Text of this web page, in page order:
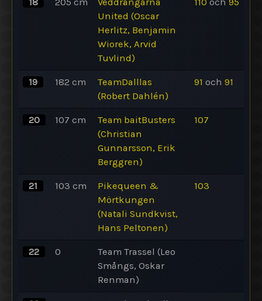
United (Oscar
Herlitz, Benjamin
Wiorek, Arvid
Tuvlind)
19 182 cm
TeamDalllas
(Robert Dahlén)
91 och 91
20 107 cm
Team baitBusters
(Christian
Gunnarsson, Erik
Berggren)
107
21 103 cm
Pikequeen &
Mörtkungen
(Natali Sundkvist,
Hans Peltonen)
103
22 0
Team Trassel (Leo
Smångs, Oskar
Renman)